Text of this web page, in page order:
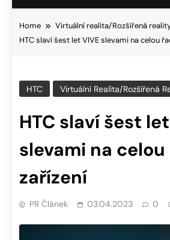
Home
Virtuální realita/Rozšířená
HTC slaví šest let VIVE slevami na celou
HTC Virtuální Realita/Rozšířená
HTC slaví šest
slevami na celou
zařízení
PR Článek 03.04.2023 0